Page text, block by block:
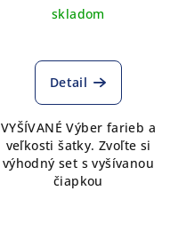
skladom
Detail
VYŠÍVANÉ Výber farieb a
veľkosti šatky. Zvoľte si
výhodný set s vyšívanou
čiapkou